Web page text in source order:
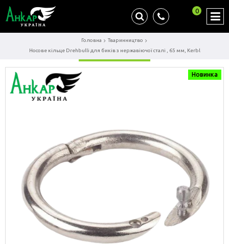
0
Головна
Тваринництво
Носове кільце Drehbulli для биків з нержавіючої сталі , 65 мм, Kerbl
Новинка